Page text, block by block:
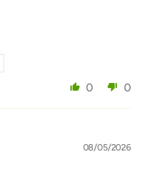
0 0
08/05/2026